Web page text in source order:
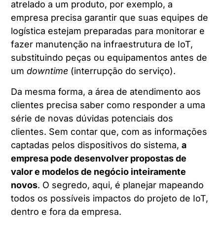
atrelado a um produto, por exemplo, a
empresa precisa garantir que suas equipes de
logística estejam preparadas para monitorar e
fazer manutenção na infraestrutura de IoT,
substituindo peças ou equipamentos antes de
umdowntime (interrupção do serviço).
Da mesma forma, a área de atendimento aos
clientes precisa saber como responder a uma
série de novas dúvidas potenciais dos
clientes. Sem contar que, com as informações
captadas pelos dispositivos do sistema,a
empresa pode desenvolver propostas de
valor e modelos de negócio inteiramente
novos. O segredo, aqui, é planejar mapeando
todos os possíveis impactos do projeto de IoT,
dentro e fora da empresa.